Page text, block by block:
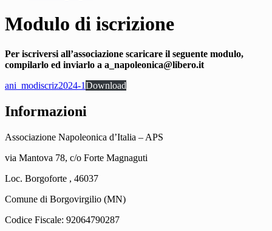
Modulo di iscrizione
Per iscriversi all’associazione scaricare il seguente modulo,
compilarlo ed inviarlo a a_napoleonica@libero.it
ani_modiscriz2024-1Download
Informazioni
Associazione Napoleonica d’Italia – APS
via Mantova 78, c/o Forte Magnaguti
Loc. Borgoforte , 46037
Comune di Borgovirgilio (MN)
Codice Fiscale: 92064790287